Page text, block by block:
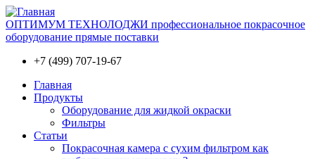
ОПТИМУМ ТЕХНОЛОДЖИ профессиональное покрасочное
оборудование прямые поставки
+7 (499) 707-19-67
Главная
Продукты
Оборудование для жидкой окраски
Фильтры
Статьи
Покрасочная камера с сухим фильтром как